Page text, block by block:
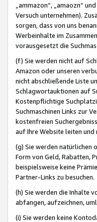
„ammazon“, „amaozn“
Versuch unternehmen).
sorgen, dass von uns
Werbeinhalte im
vorausgesetzt die
(f) Sie werden nicht auf
Amazon oder unseren
nicht abschließende Liste
Schlagwortauktionen auf
Kostenpflichtige
Suchmaschinen Links zur
kostenfreien
auf Ihre Website leiten
(g) Sie werden natürlichen
Form von Geld, Rabatten,
beispielsweise keine
Partner-Links zu besuchen.
(h) Sie werden die Inhalte
abfangen, aufzeichnen,
(i) Sie werden keine